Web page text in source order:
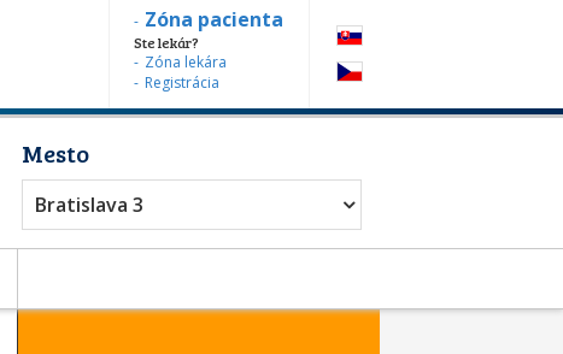
Zóna pacienta
Ste lekár?
Zóna lekára
Registrácia
Mesto
Bratislava 3